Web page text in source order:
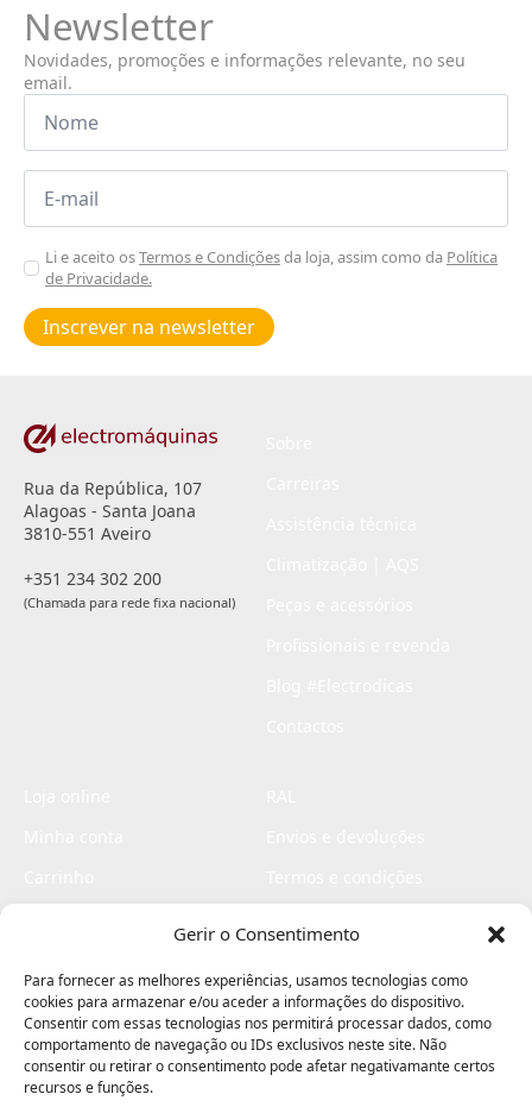
Gerir o Consentimento
Para fornecer as melhores experiências, usamos tecnologias como
cookies para armazenar e/ou aceder a informações do dispositivo.
Consentir com essas tecnologias nos permitirá processar dados, como
comportamento de navegação ou IDs exclusivos neste site. Não
consentir ou retirar o consentimento pode afetar negativamante certos
recursos e funções.
Newsletter
Novidades, promoções e informações relevante, no seu
email.
Nome
Email
Aceitar
Poiticas
de
privacidade
Li e aceito osTermos e Condiçõesda loja, assim como da Política
de Privacidade.
Inscrever na newsletter
Rua da República, 107
Alagoas - Santa Joana
3810-551 Aveiro
+351 234 302 200
(Chamada para rede fixa nacional)
Livro de elogios